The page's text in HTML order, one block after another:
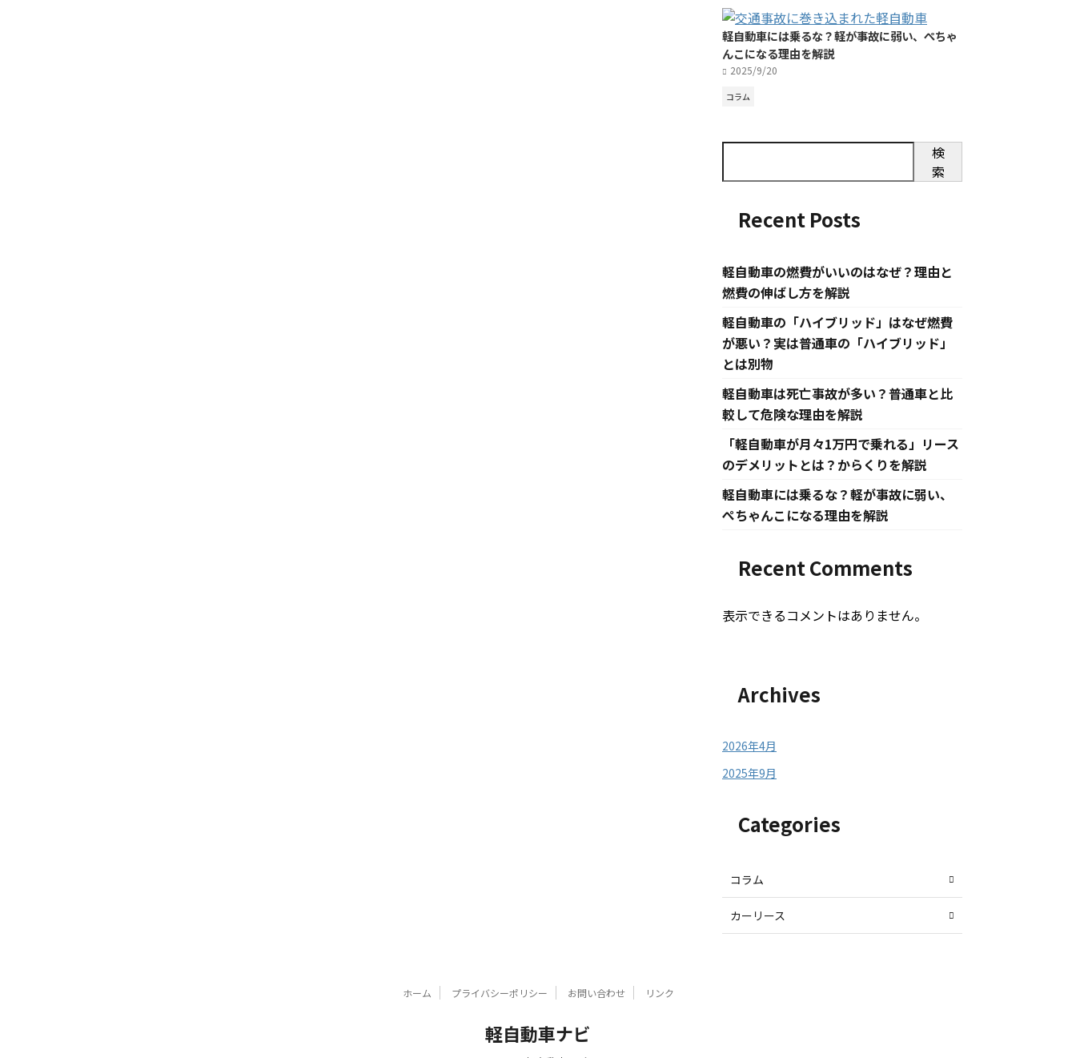
軽自動車には乗るな？軽が事故に弱い、ぺちゃ
んこになる理由を解説
2025/9/20
コラム
検
索
Recent Posts
軽自動車の燃費がいいのはなぜ？理由と
燃費の伸ばし方を解説
軽自動車の「ハイブリッド」はなぜ燃費
が悪い？実は普通車の「ハイブリッド」
とは別物
軽自動車は死亡事故が多い？普通車と比
較して危険な理由を解説
「軽自動車が月々1万円で乗れる」リース
のデメリットとは？からくりを解説
軽自動車には乗るな？軽が事故に弱い、
ぺちゃんこになる理由を解説
Recent Comments
表示できるコメントはありません。
Archives
2026年4月
2025年9月
Categories
コラム
カーリース
ホーム プライバシーポリシー お問い合わせ リンク
軽自動車ナビ